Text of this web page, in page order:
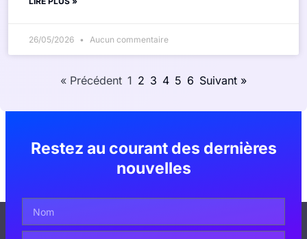
26/05/2026 Aucun commentaire
« Précédent 1 2 3 4 5 6 Suivant »
Restez au courant des dernières
nouvelles